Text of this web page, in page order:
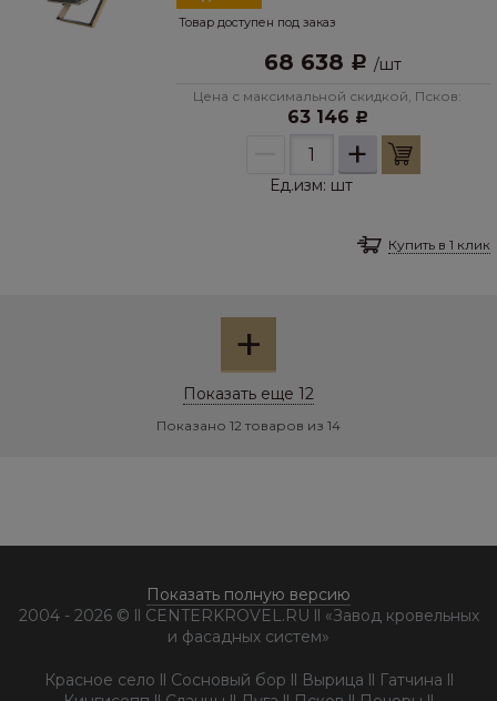
Товар доступен под заказ
68 638 Р /шт
Цена с максимальной скидкой, Псков:
63 146 Р
+
Ед.изм: шт
Купить в 1 клик
+
Показать еще 12
Показано 12 товаров из 14
Показать полную версию
2004 - 2026 © ll CENTERKROVEL.RU ll «Завод кровельных
и фасадных систем»
Красное село ll Сосновый бор ll Вырица ll Гатчина ll